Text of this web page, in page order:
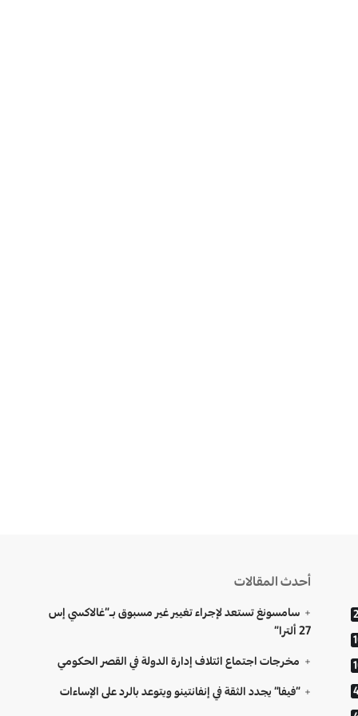
أحدث المقالات
سامسونغ تستعد لإجراء تغيير غير مسبوق بـ”غالاكسي إس
27 ألترا”
مخرجات اجتماع ائتلاف إدارة الدولة في القصر الحكومي
“فيفا” يجدد الثقة في إنفانتينو ويتوعد بالرد على الإساءات